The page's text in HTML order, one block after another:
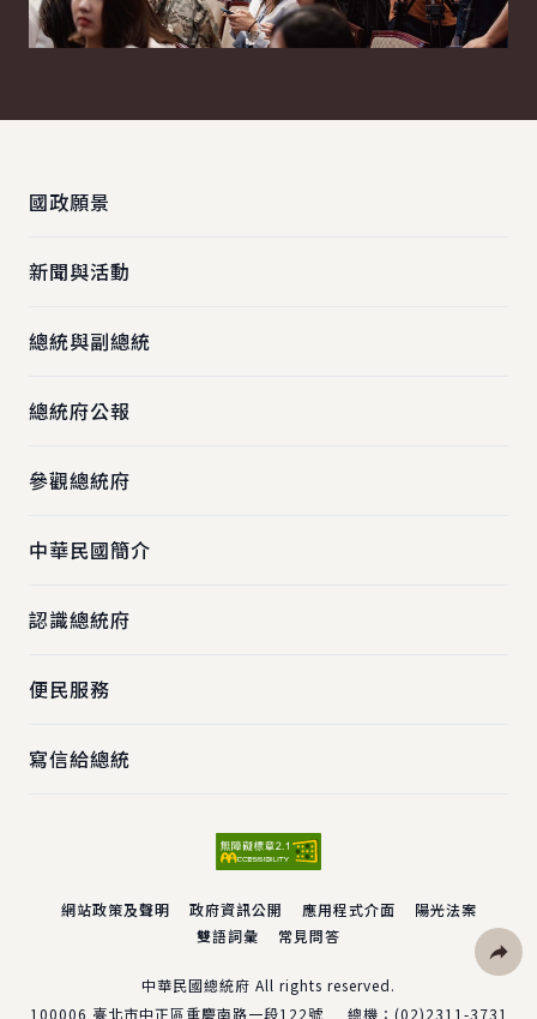
國政願景
新聞與活動
總統與副總統
總統府公報
參觀總統府
中華民國簡介
認識總統府
便民服務
寫信給總統
網站政策及聲明 政府資訊公開 應用程式介面
陽光法案
雙語詞彙
常見問答
中華民國總統府 All rights reserved.
100006 臺北市中正區重慶南路一段122號 總機： (02)2311-3731